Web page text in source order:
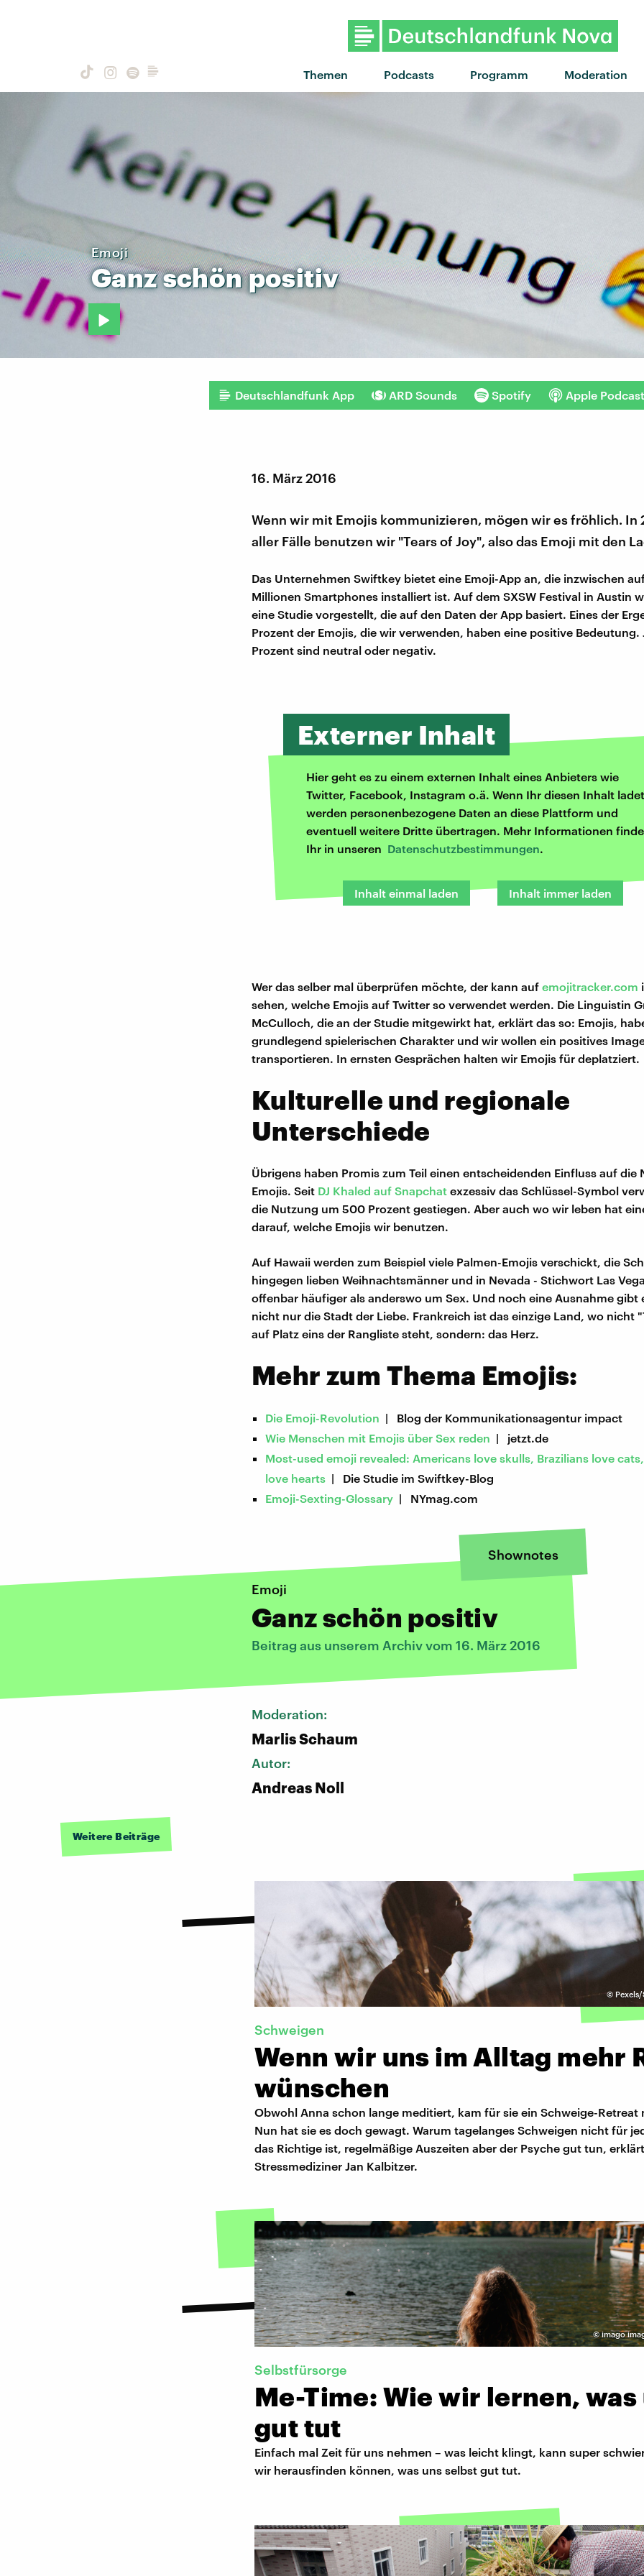
Themen Podcasts Programm Moderation
"Save me" von Master
Emoji
Ganzschönpositiv
Deutschlandfunk App ARD Sounds Spotify Apple
16. März 2016
Wenn wir mit Emojis kommunizieren, mögen wir es fröhlich. In
aller Fälle benutzen wir "Tears of Joy", also das Emoji mit den
Das Unternehmen Swiftkey bietet eine Emoji-App an, die inzwischen
Millionen Smartphones installiert ist. Auf dem SXSW Festival in Austin
eine Studie vorgestellt, die auf den Daten der App basiert. Eines der
Prozent der Emojis, die wir verwenden, haben eine positive Bedeutung.
Prozent sind neutral oder negativ.
Externer Inhalt
Hier geht es zu einem externen Inhalt eines Anbieters wie
Twitter, Facebook, Instagram o.ä. Wenn Ihr diesen Inhalt
werden personenbezogene Daten an diese Plattform und
eventuell weitere Dritte übertragen. Mehr Informationen
Ihr in unseren Datenschutzbestimmungen.
Inhalt einmal laden Inhalt immer laden
Wer das selber mal überprüfen möchte, der kann auf emojitracker.com
sehen, welche Emojis auf Twitter so verwendet werden. Die Linguistin
McCulloch, die an der Studie mitgewirkt hat, erklärt das so: Emojis,
grundlegend spielerischen Charakter und wir wollen ein positives
transportieren. In ernsten Gesprächen halten wir Emojis für deplatziert.
Kulturelle und regionale
Unterschiede
Übrigens haben Promis zum Teil einen entscheidenden Einfluss auf die
Emojis. Seit DJ Khaled auf Snapchat exzessiv das Schlüssel-Symbol
die Nutzung um 500 Prozent gestiegen. Aber auch wo wir leben hat
darauf, welche Emojis wir benutzen.
Auf Hawaii werden zum Beispiel viele Palmen-Emojis verschickt, die
hingegen lieben Weihnachtsmänner und in Nevada - Stichwort Las
offenbar häufiger als anderswo um Sex. Und noch eine Ausnahme gibt
nicht nur die Stadt der Liebe. Frankreich ist das einzige Land, wo nicht
auf Platz eins der Rangliste steht, sondern: das Herz.
Mehr zum Thema Emojis:
Die Emoji-Revolution | Blog der Kommunikationsagentur impact
Wie Menschen mit Emojis über Sex reden | jetzt.de
Most-used emoji revealed: Americans love skulls, Brazilians love
love hearts | Die Studie im Swiftkey-Blog
Emoji-Sexting-Glossary | NYmag.com
Shownotes
Emoji
Ganz schön positiv
Beitrag aus unserem Archiv vom 16. März 2016
Moderation:
Marlis Schaum
Autor:
Andreas Noll
Weitere Beiträge
©
Schweigen
Wenn wir uns im Alltag mehr
wünschen
Obwohl Anna schon lange meditiert, kam für sie ein Schweige-Retreat
Nun hat sie es doch gewagt. Warum tagelanges Schweigen nicht für
das Richtige ist, regelmäßige Auszeiten aber der Psyche gut tun, erklärt
Stressmediziner Jan Kalbitzer.
©imago
Selbstfürsorge
Me-Time: Wie wir lernen, was
gut tut
Einfach mal Zeit für uns nehmen – was leicht klingt, kann super
wir herausfinden können, was uns selbst gut tut.